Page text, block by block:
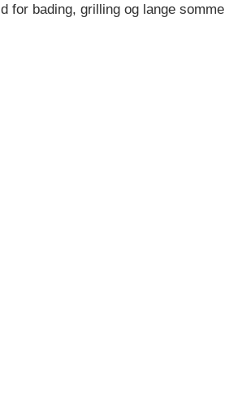
for bading, grilling og lange